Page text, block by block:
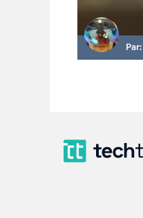
Par: